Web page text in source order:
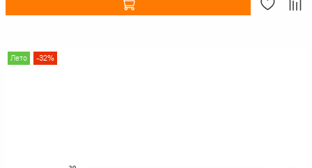
Лето -32%